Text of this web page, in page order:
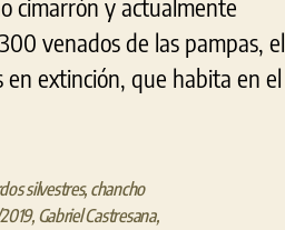
cimarrón y actualmente
venados de las pampas, el
en extinción, que habita en el
silvestres, chancho
, Gabriel Castresana,